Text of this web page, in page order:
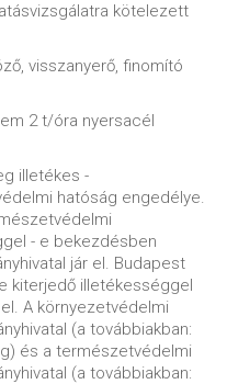
kötelezett
visszanyerő, finomító
2 t/óra nyersacél
illetékes -
hatóság engedélye.
- e bekezdésben
jár el. Budapest
kiterjedő illetékességgel
A környezetvédelmi
(a továbbiakban:
és a természetvédelmi
(a továbbiakban: